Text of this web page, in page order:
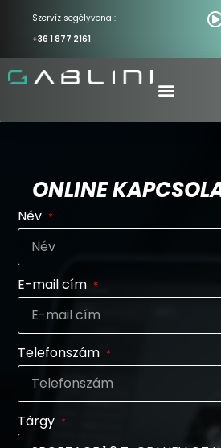
Szervíz segélyvonal:
+36 1 877 2161
ONLINE
Név
E-mail cím
Telefonszám
Tárgy